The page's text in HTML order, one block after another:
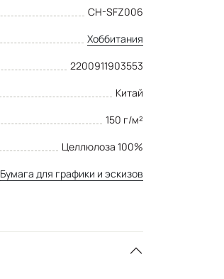
CH-SFZ006
Хоббитания
2200911903553
Китай
150 г/м²
Целлюлоза 100%
Бумага для графики и эскизов